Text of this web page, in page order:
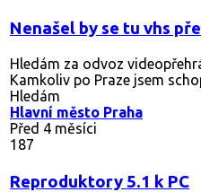
Nenašel by se tu vhs
Hledám za odvoz
Kamkoliv po Praze jsem
Hledám
Hlavní město Praha
Před 4 měsíci
187
Reproduktory 5.1 k PC